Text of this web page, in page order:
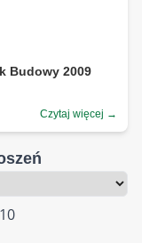
Budowy 2009
Czytaj więcej →